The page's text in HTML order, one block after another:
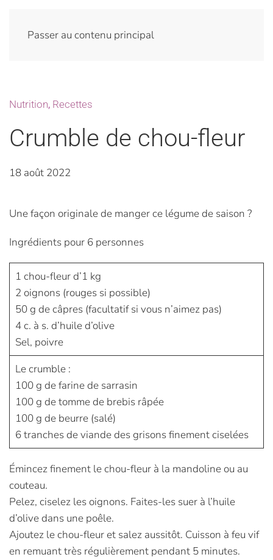
Passer au contenu principal
Nutrition, Recettes
Crumble de chou-fleur
18 août 2022
Une façon originale de manger ce légume de saison ?
Ingrédients pour 6 personnes
1 chou-fleur d’1 kg
2 oignons (rouges si possible)
50 g de câpres (facultatif si vous n’aimez pas)
4 c. à s. d’huile d’olive
Sel, poivre
Le crumble :
100 g de farine de sarrasin
100 g de tomme de brebis râpée
100 g de beurre (salé)
6 tranches de viande des grisons finement ciselées
Émincez finement le chou-fleur à la mandoline ou au
couteau.
Pelez, ciselez les oignons. Faites-les suer à l’huile
d’olive dans une poêle.
Ajoutez le chou-fleur et salez aussitôt. Cuisson à feu vif
en remuant très régulièrement pendant 5 minutes.